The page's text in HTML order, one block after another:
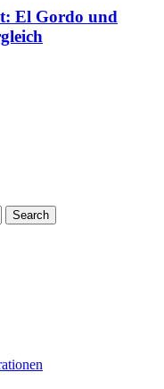
El Gordo und
Search